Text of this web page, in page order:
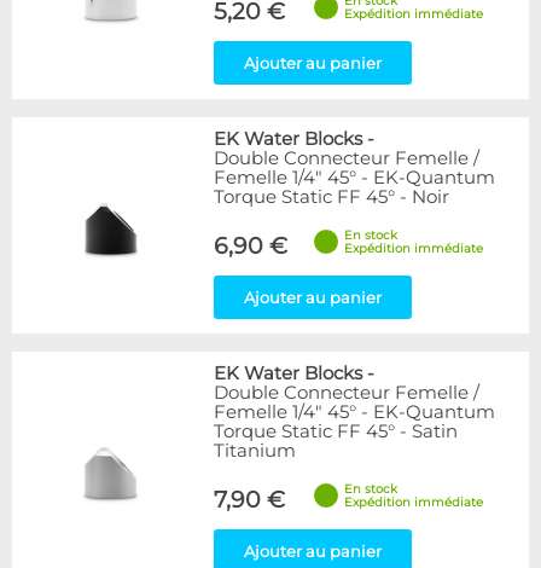
5,20 €
Expédition immédiate
Ajouter au panier
EK Water Blocks-
Double Connecteur Femelle /
Femelle 1/4" 45° - EK-Quantum
Torque Static FF 45° - Noir
6,90 €
En stock
Expédition immédiate
Ajouter au panier
EK Water Blocks-
Double Connecteur Femelle /
Femelle 1/4" 45° - EK-Quantum
Torque Static FF 45° - Satin
Titanium
7,90 €
En stock
Expédition immédiate
Ajouter au panier